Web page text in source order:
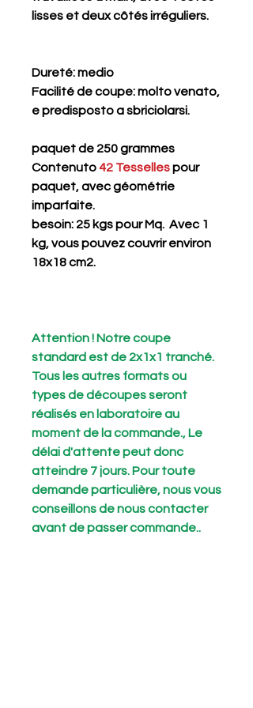
lisses et deux côtés irréguliers.
Dureté: medio
Facilité de coupe: molto venato,
e predisposto a sbriciolarsi.
paquet de 250 grammes
Contenuto42 Tessellespour
paquet, avec géométrie
imparfaite.
besoin: 25 kgs pour Mq. Avec 1
kg, vous pouvez couvrir environ
18x18 cm2.
Attention ! Notre coupe
standard est de 2x1x1 tranché.
Tous les autres formats ou
types de découpes seront
réalisés en laboratoire au
moment de la commande., Le
délai d'attente peut donc
atteindre 7 jours. Pour toute
demande particulière, nous vous
conseillons de nous contacter
avant de passer commande..